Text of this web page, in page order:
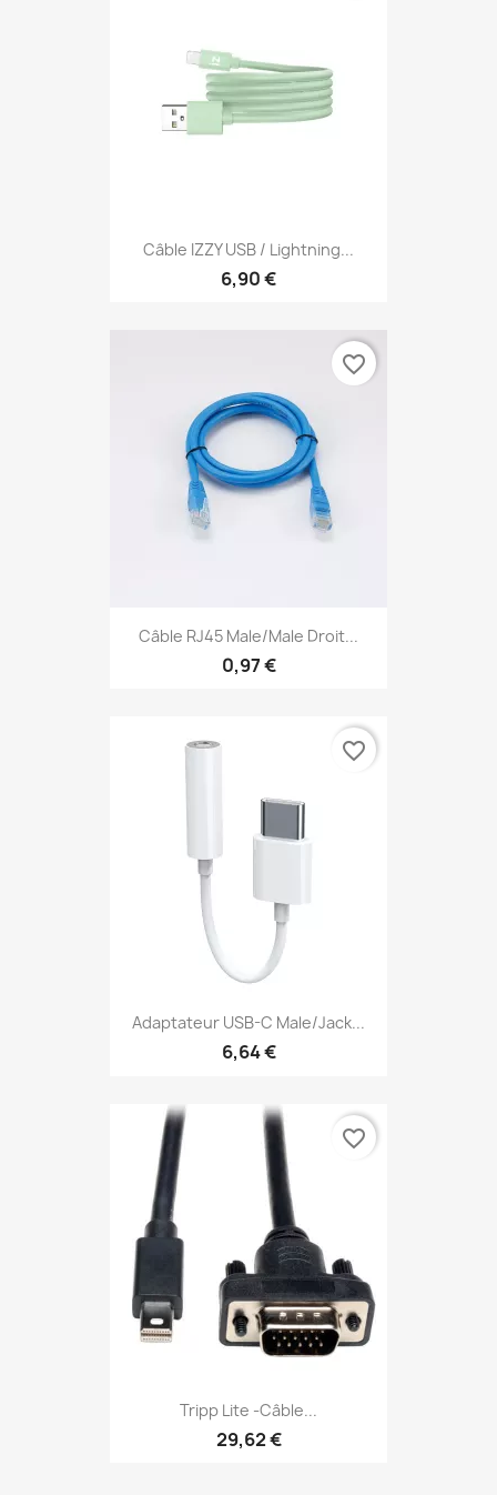
Câble IZZY USB / Lightning...
6,90 €
Câble RJ45 Male/Male Droit...
0,97 €
favorite_border
Adaptateur USB-C Male/jack...
6,64 €
favorite_border
Tripp Lite -Câble...
29,62 €
favorite_border